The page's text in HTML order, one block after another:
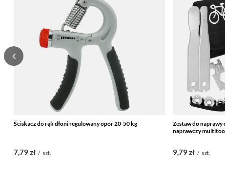
Ściskacz do rąk dłoni regulowany opór 20-50 kg
7,79 zł / szt.
Zestaw do
naprawczy
9,79 zł / szt.